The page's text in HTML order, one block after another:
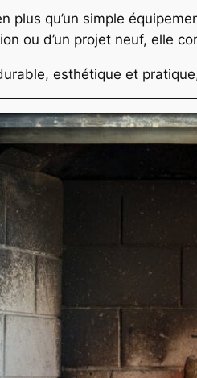
plus qu’un simple
ou d’un projet neuf, elle
esthétique et